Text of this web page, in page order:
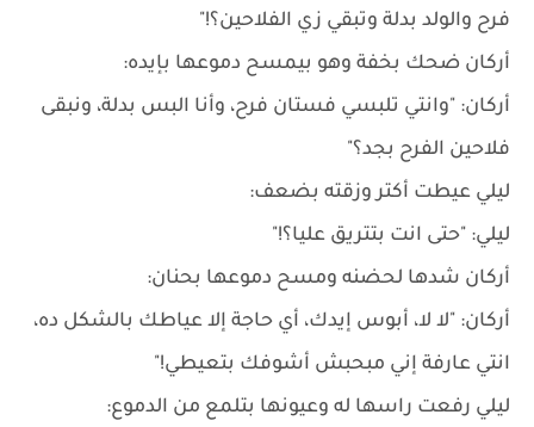
فرح والولد بدلة وتبقي زي الفلاحين؟!"
أركان ضحك بخفة وهو بيمسح دموعها بإيده:
أركان: "وانتي تلبسي فستان فرح، وأنا البس بدلة، ونبقى
فلاحين الفرح بجد؟"
ليلي عيطت أكتر وزقته بضعف:
ليلي: "حتى انت بتتريق عليا؟!"
أركان شدها لحضنه ومسح دموعها بحنان:
أركان: "لا لا، أبوس إيدك، أي حاجة إلا عياطك بالشكل ده،
انتي عارفة إني مبحبش أشوفك بتعيطي!"
ليلي رفعت راسها له وعيونها بتلمع من الدموع: